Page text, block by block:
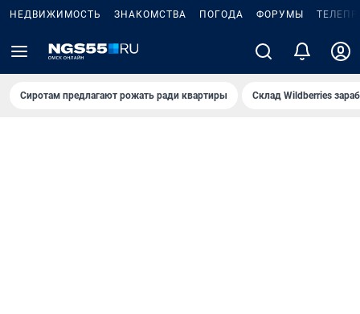
НЕДВИЖИМОСТЬ ЗНАКОМСТВА ПОГОДА ФОРУМЫ
Сиротам предлагают рожать ради квартиры Склад Wildberries